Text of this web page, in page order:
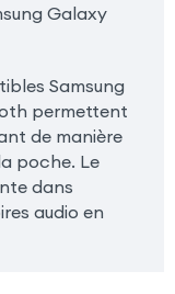
Galaxy
Samsung
permettent
de manière
poche. Le
dans
audio en